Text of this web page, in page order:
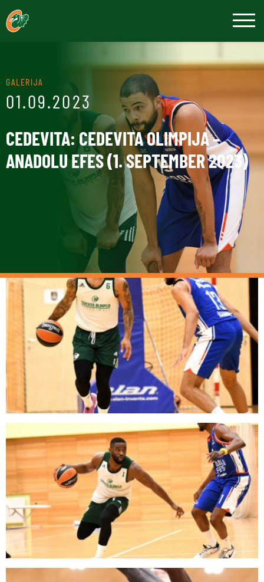
GALERIJA
01.09.2023
CEDEVITA: CEDEVITA OLIMPIJA –
ANADOLU EFES (1. SEPTEMBER 2023)